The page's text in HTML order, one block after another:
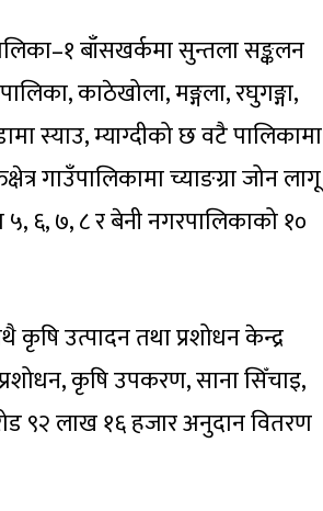
बाँसखर्कमा सुन्तला सङ्कलन
काठेखोला, मङ्गला, रघुगङ्गा,
स्याउ, म्याग्दीको छ वटै पालिकामा
गाउँपालिकामा च्याङग्रा जोन लागू
६, ७, ८ र बेनी नगरपालिकाको १०
कृषि उत्पादन तथा प्रशोधन केन्द्र
कृषि उपकरण, साना सिँचाइ,
९२ लाख १६ हजार अनुदान वितरण